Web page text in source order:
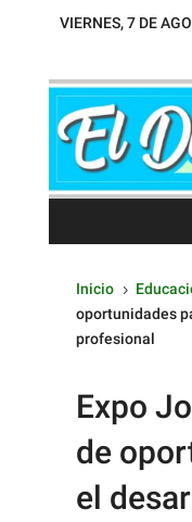
VIERNES, 7 DE
Inicio 5
oportunidades
profesional
Expo
de
el